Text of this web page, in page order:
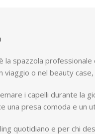
la spazzola
viaggio o nel beauty
i capelli durante la
una presa comoda e un
quotidiano e per chi